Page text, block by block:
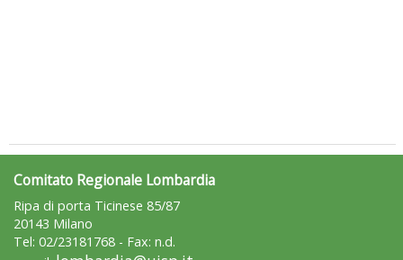
Comitato Regionale Lombardia
Ripa di porta Ticinese 85/87
20143 Milano
Tel: 02/23181768 - Fax: n.d.